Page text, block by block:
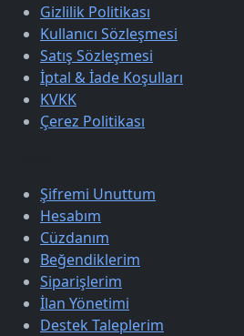
Gizlilik Politikası
Kullanıcı Sözleşmesi
Satış Sözleşmesi
İptal & İade Koşulları
KVKK
Çerez Politikası
Şifremi Unuttum
Hesabım
Cüzdanım
Beğendiklerim
Siparişlerim
İlan Yönetimi
Destek Taleplerim